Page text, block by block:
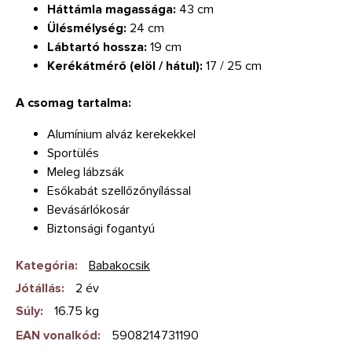
Háttámla magassága: 43 cm
Ülésmélység: 24 cm
Lábtartó hossza: 19 cm
Kerékátmérő (elöl / hátul): 17 / 25 cm
A csomag tartalma:
Alumínium alváz kerekekkel
Sportülés
Meleg lábzsák
Esőkabát szellőzőnyílással
Bevásárlókosár
Biztonsági fogantyú
Kategória:
Babakocsik
Jótállás:
2 év
Súly:
16.75 kg
EAN vonalkód: 5908214731190